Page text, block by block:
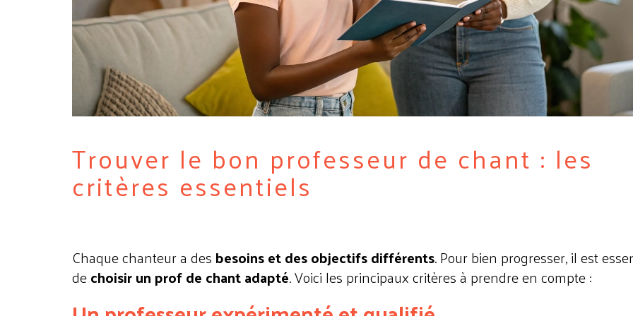
Trouver le bon professeur de chant : les
critères essentiels
Chaque chanteur a desbesoins et des objectifs différents. Pour bien progresser, il est
dechoisir un prof de chant adapté. Voici les principaux critères à prendre en compte :